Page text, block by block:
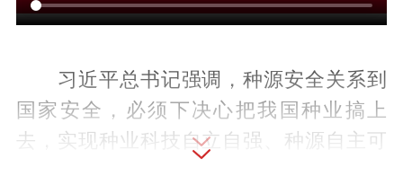
习近平总书记强调，种源安全关系到
国家安全，必须下决心把我国种业搞上
去，实现种业科技自立自强、种源自主可